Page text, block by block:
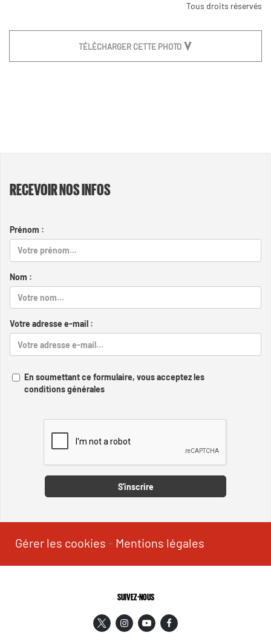
Tous droits réservés
TÉLÉCHARGER CETTE PHOTO
RECEVOIR NOS INFOS
Prénom :
Nom :
Votre adresse e-mail :
En soumettant ce formulaire, vous acceptez les
conditions générales
S'inscrire
Gérer les cookies - Mentions légales
SUIVEZ-NOUS